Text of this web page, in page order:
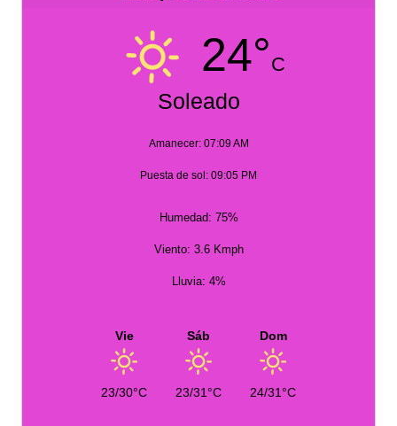
24°C
Soleado
Amanecer: 07:09 AM
Puesta de sol: 09:05 PM
Humedad: 75%
Viento: 3.6 Kmph
Lluvia: 4%
Vie
23/30°C
Sáb
23/31°C
Dom
24/31°C